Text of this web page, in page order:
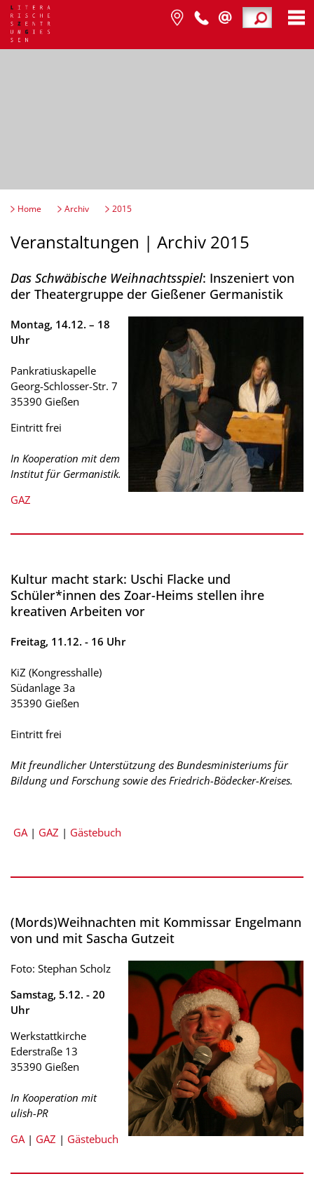
Home Archiv 2015
Veranstaltungen | Archiv 2015
Das Schwäbische Weihnachtsspiel: Inszeniert von
der Theatergruppe der Gießener Germanistik
Montag, 14.12. – 18
Uhr
Pankratiuskapelle
Georg-Schlosser-Str. 7
35390 Gießen
Eintritt frei
In Kooperation mit dem
Institut für Germanistik.
GAZ
Kultur macht stark: Uschi Flacke und
Schüler*innen des Zoar-Heims stellen ihre
kreativen Arbeiten vor
Freitag, 11.12. - 16 Uhr
KiZ (Kongresshalle)
Südanlage 3a
35390 Gießen
Eintritt frei
Mit freundlicher Unterstützung des Bundesministeriums für
Bildung und Forschung sowie des Friedrich-Bödecker-Kreises.
GA| GAZ | Gästebuch
(Mords)Weihnachten mit Kommissar Engelmann
von und mit Sascha Gutzeit
Foto: Stephan Scholz
Samstag, 5.12. - 20
Uhr
Werkstattkirche
Ederstraße 13
35390 Gießen
In Kooperation mit
ulish-PR
GA| GAZ | Gästebuch